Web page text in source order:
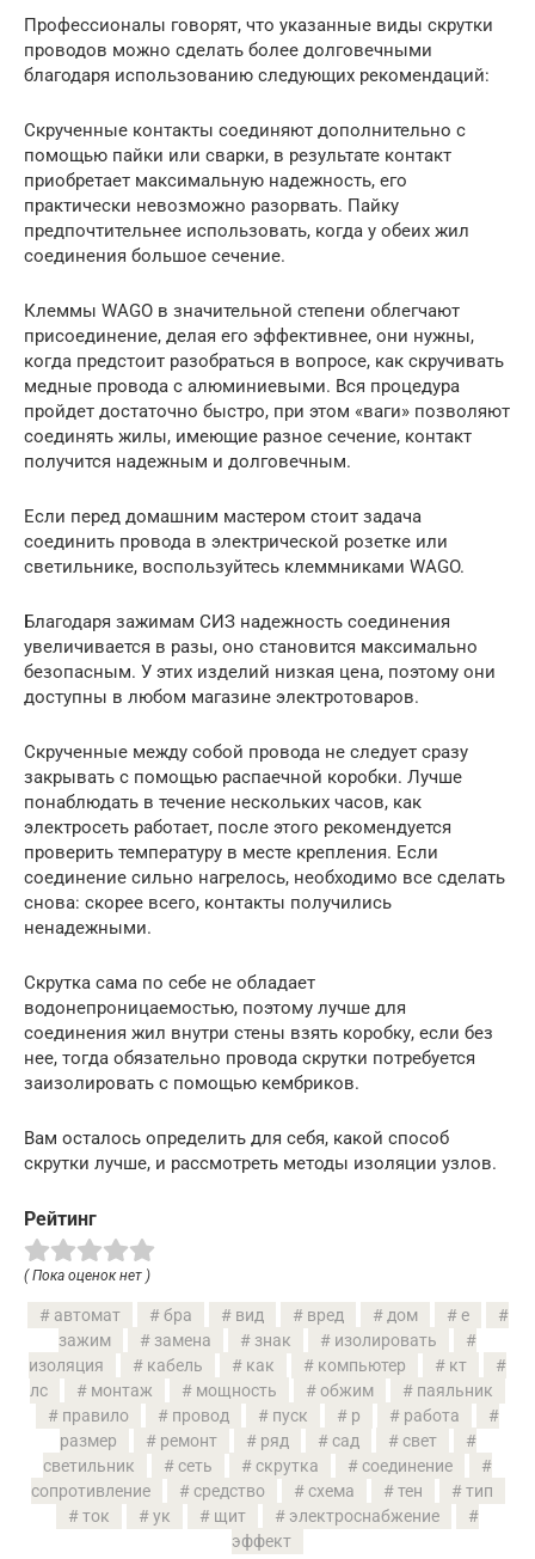
Профессионалы говорят, что указанные виды скрутки
проводов можно сделать более долговечными
благодаря использованию следующих рекомендаций:
Скрученные контакты соединяют дополнительно с
помощью пайки или сварки, в результате контакт
приобретает максимальную надежность, его
практически невозможно разорвать. Пайку
предпочтительнее использовать, когда у обеих жил
соединения большое сечение.
Клеммы WAGO в значительной степени облегчают
присоединение, делая его эффективнее, они нужны,
когда предстоит разобраться в вопросе, как скручивать
медные провода с алюминиевыми. Вся процедура
пройдет достаточно быстро, при этом «ваги» позволяют
соединять жилы, имеющие разное сечение, контакт
получится надежным и долговечным.
Если перед домашним мастером стоит задача
соединить провода в электрической розетке или
светильнике, воспользуйтесь клеммниками WAGO.
Благодаря зажимам СИЗ надежность соединения
увеличивается в разы, оно становится максимально
безопасным. У этих изделий низкая цена, поэтому они
доступны в любом магазине электротоваров.
Скрученные между собой провода не следует сразу
закрывать с помощью распаечной коробки. Лучше
понаблюдать в течение нескольких часов, как
электросеть работает, после этого рекомендуется
проверить температуру в месте крепления. Если
соединение сильно нагрелось, необходимо все сделать
снова: скорее всего, контакты получились
ненадежными.
Скрутка сама по себе не обладает
водонепроницаемостью, поэтому лучше для
соединения жил внутри стены взять коробку, если без
нее, тогда обязательно провода скрутки потребуется
заизолировать с помощью кембриков.
Вам осталось определить для себя, какой способ
скрутки лучше, и рассмотреть методы изоляции узлов.
Рейтинг
( Пока оценок нет )
автомат бра вид вред дом
е
зажим
замена знак
изолировать
изоляция
кабель как компьютер
кт
лс
монтаж мощность обжим
паяльник
правило
провод пуск р
работа
размер
ремонт ряд сад
свет
светильник
сеть скрутка
соединение
сопротивление
средство схема тен
тип
ток
ук щит
электроснабжение
эффект